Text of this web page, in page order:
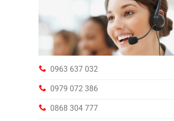
0963 637 032
0979 072 386
0868 304 777